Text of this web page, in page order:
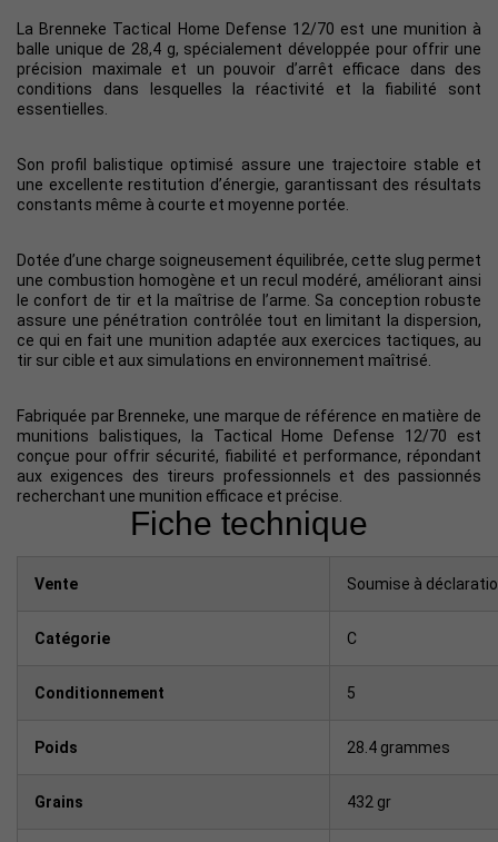
La Brenneke Tactical Home Defense 12/70 est une munition à
balle unique de 28,4 g, spécialement développée pour offrir une
précision maximale et un pouvoir d’arrêt efficace dans des
conditions dans lesquelles la réactivité et la fiabilité sont
essentielles.
Son profil balistique optimisé assure une trajectoire stable et
une excellente restitution d’énergie, garantissant des résultats
constants même à courte et moyenne portée.
Dotée d’une charge soigneusement équilibrée, cette slug permet
une combustion homogène et un recul modéré, améliorant ainsi
le confort de tir et la maîtrise de l’arme. Sa conception robuste
assure une pénétration contrôlée tout en limitant la dispersion,
ce qui en fait une munition adaptée aux exercices tactiques, au
tir sur cible et aux simulations en environnement maîtrisé.
Fabriquée par Brenneke, une marque de référence en matière de
munitions balistiques, la Tactical Home Defense 12/70 est
conçue pour offrir sécurité, fiabilité et performance, répondant
aux exigences des tireurs professionnels et des passionnés
recherchant une munition efficace et précise.
Fiche technique
Vente Soumise à
Catégorie C
Conditionnement 5
Poids 28.4 grammes
Grains 432 gr